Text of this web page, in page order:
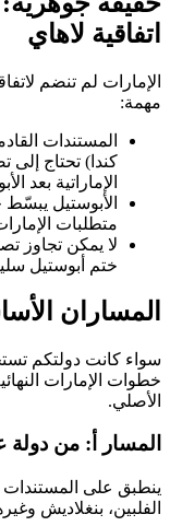
اتفاقية لاهاي
الإمارات لم تنضم
مهمة:
المستندات
كندا) تحتاج إلى
الإماراتية بعد
الأبوستيل
متطلبات
لا يمكن تجاوز
ختم أبوستيل
المساران
سواء كانت دولتكم
خطوات الإمارات
الأصلي.
المسار أ: من دولة
ينطبق على المستندات
الفلبين، بنغلاديش